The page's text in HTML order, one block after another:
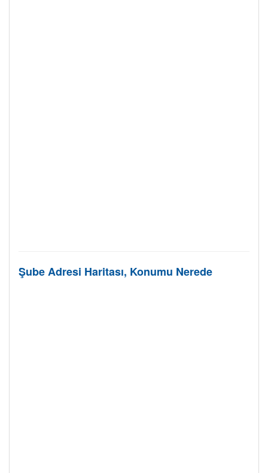
Şube Adresi Haritası, Konumu Nerede